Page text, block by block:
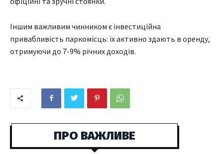
Іншим важливим чинником є інвестиційна
привабливість паркомісць: їх активно здають в оренду,
отримуючи до 7-9% річних доходів.
ПРО ВАЖЛИВЕ